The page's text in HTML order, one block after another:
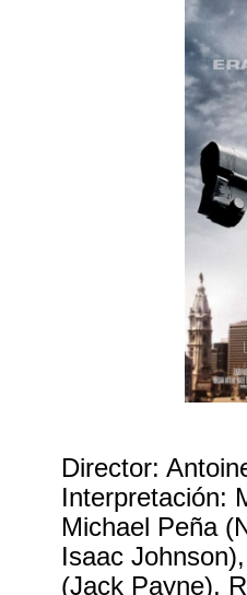
Director:
Interpretación:
Michael Peña
Isaac
(Jack Payne),